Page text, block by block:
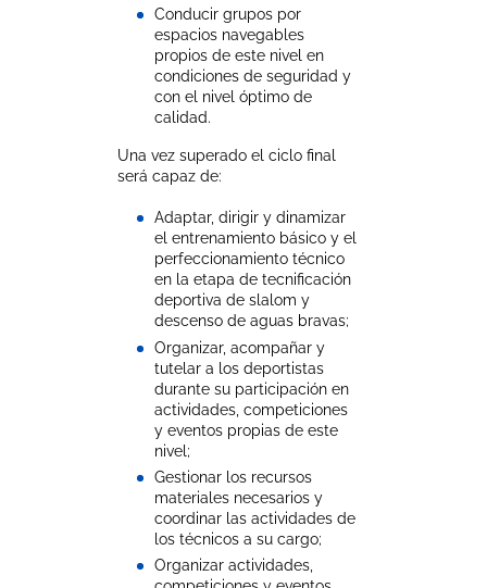
Conducir grupos por
espacios navegables
propios de este nivel en
condiciones de seguridad y
con el nivel óptimo de
calidad.
Una vez superado el ciclo final
será capaz de:
Adaptar, dirigir y dinamizar
el entrenamiento básico y el
perfeccionamiento técnico
en la etapa de tecnificación
deportiva de slalom y
descenso de aguas bravas;
Organizar, acompañar y
tutelar a los deportistas
durante su participación en
actividades, competiciones
y eventos propias de este
nivel;
Gestionar los recursos
materiales necesarios y
coordinar las actividades de
los técnicos a su cargo;
Organizar actividades,